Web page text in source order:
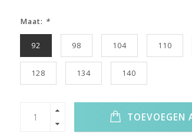
Maat: *
92 98 104 110
128 134 140
TOEVOEGEN